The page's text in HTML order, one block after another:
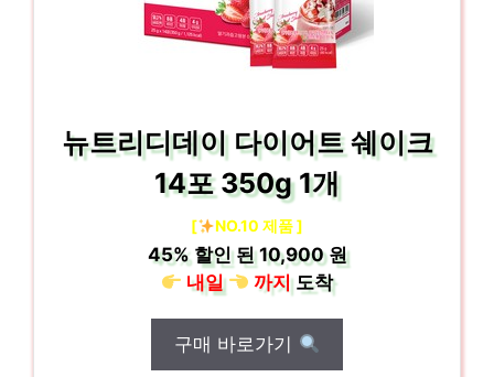
뉴트리디데이 다이어트 쉐이크
14포 350g 1개
[ NO.10 제품 ]
45%할인 된10,900 원
내일
까지도착
구매 바로가기